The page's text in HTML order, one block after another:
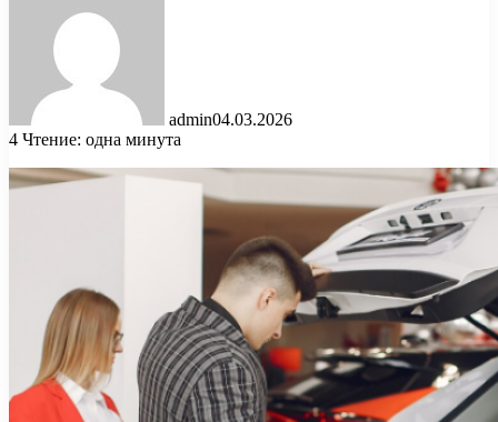
admin04.03.2026
4 Чтение: одна минута